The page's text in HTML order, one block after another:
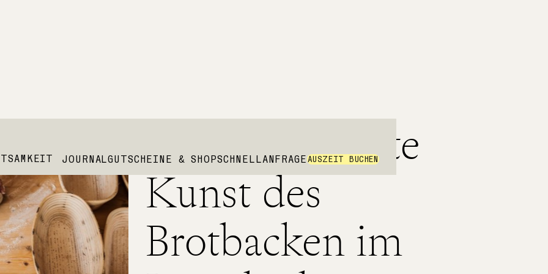
JOURNALGUTSCHEINE & SHOPSCHNELLANFRAGEAUSZEIT BUCHEN
JETZT NATUR STATT TRUBEL
Hier gibt es alles. Berge, Wald, echt gutes Essen, nette Menschen,
Atmosphäre. Kein Planen, kein tüfteln - spontan sein.
Die überlieferte
Kunst des
Brotbacken im